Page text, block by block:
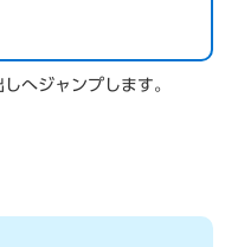
へジャンプします。